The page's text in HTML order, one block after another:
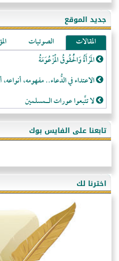
جديد الموقع
المقالات الصوتيات
المَرْأَةُ وَالْحُقُوقُ الْمَزْعُوَمَةُ
الاعتداء في الدُّعاء.. مفهومه،
لا تتَّبعوا عورات الـمسلمين
فقه النَّصيحة عند الصَّحابة الكرام
لَا عِزَّةَ إِلَّا بِالإِسْلَامِ
هذه سبيلنا فماذا تنقمون؟!
أُسُـسُ بَـيْـتِ الـمُسْـلِمِ
التَّعْلِيمُ القُرْآنِي
كلمة إلى إخواني السلفيين في الجزائر
تابعنا على الفايس بوك
اخترنا لك